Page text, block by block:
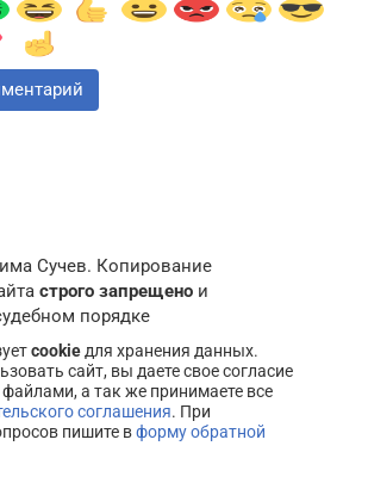
Сучев. Копирование
строго запрещено и
порядке
cookie для хранения данных.
сайт, вы даете свое согласие
файлами, а так же принимаете все
соглашения. При
пишите вформу обратной